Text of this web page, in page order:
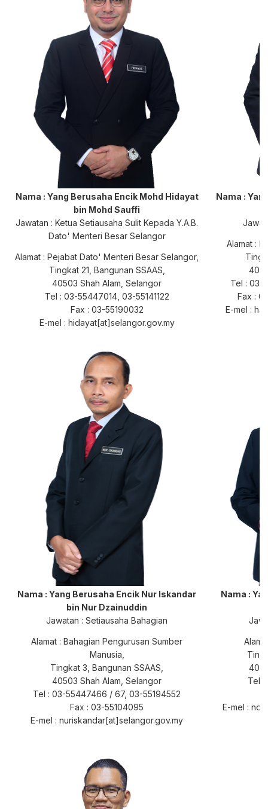
Nama : Yang Berusaha Encik Mohd Hidayat
bin Mohd Sauffi
Jawatan : Ketua Setiausaha Sulit Kepada Y.A.B.
Dato' Menteri Besar Selangor
Alamat : Pejabat Dato' Menteri Besar Selangor,
Tingkat 21, Bangunan SSAAS,
40503 Shah Alam, Selangor
Tel : 03-55447014, 03-55141122
Fax : 03-55190032
E-mel : hidayat[at]selangor.gov.my
Nama :
Alamat :
Tel : 03-
Fax :
E-mel :
Nama : Yang Berusaha Encik Nur Iskandar
bin Nur Dzainuddin
Jawatan : Setiausaha Bahagian
Alamat : Bahagian Pengurusan Sumber
Manusia,
Tingkat 3, Bangunan SSAAS,
40503 Shah Alam, Selangor
Tel : 03-55447466 / 67, 03-55194552
Fax : 03-55104095
E-mel : nuriskandar[at]selangor.gov.my
Nama :
Tel
E-mel :